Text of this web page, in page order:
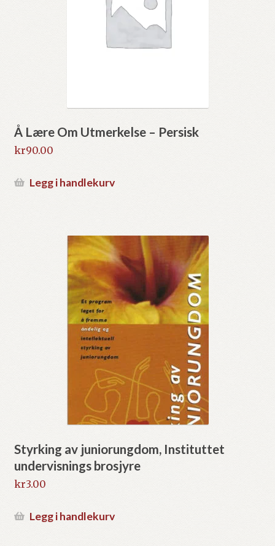
Å Lære Om Utmerkelse – Persisk
kr90.00
Legg i handlekurv
Styrking av juniorungdom, Instituttet
undervisnings brosjyre
kr3.00
Legg i handlekurv